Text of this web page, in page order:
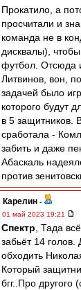
Прокатило, а
просчитали и
команда не в
дисквалы),
футбол. Отсюда
Литвинов, вон,
задачей было
которого будут
в 5 защитников.
сработала -
забить и даже
Абаскаль
против
Карелин -
01 май 2023 19:21
Спектр , Тада
забьёт 14
обходить
Который
бгг..Про другого